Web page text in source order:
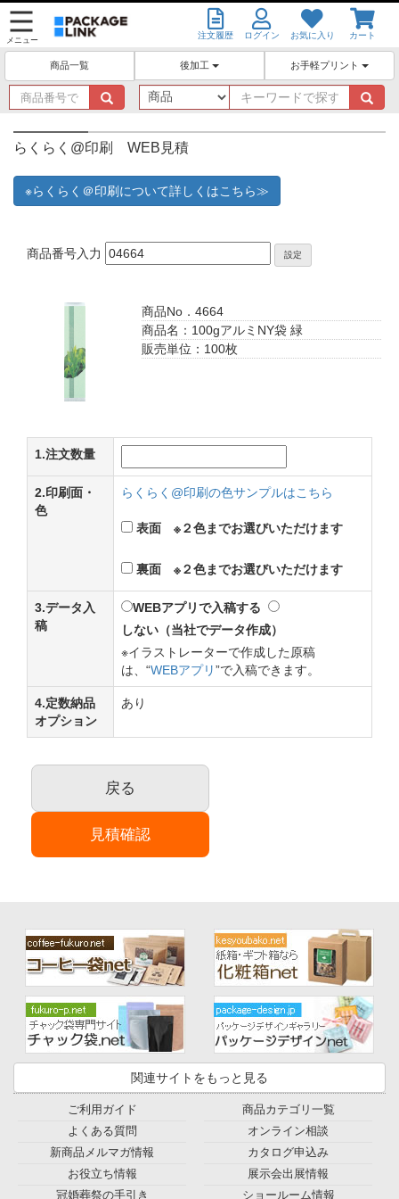
メニュー 注文履歴 ログイン お気に入り カート
商品一覧 後加工 お手軽プリント
商
品
番
号
す
キ
ー
ワ
らくらく@印刷 WEB見積
※らくらく＠印刷について詳しくはこちら≫
商品番号入力 設定
商品No．4664
商品名：100gアルミNY袋 緑
販売単位：100枚
1.注文数量
2.印刷面・
色
らくらく@印刷の色サンプルはこちら
表面 ※２色までお選びいただけます
裏面 ※２色までお選びいただけます
3.データ入
稿
WEBアプリで入稿する
しない（当社でデータ作成）
※イラストレーターで作成した原稿
は、“WEBアプリ”で入稿できます。
4.定数納品
オプション
あり
戻る
見積確認
関連サイトをもっと見る
ご利用ガイド
よくある質問
新商品メルマガ情報
お役立ち情報
冠婚葬祭の手引き
商品カテゴリ一覧
オンライン相談
カタログ申込み
展示会出展情報
ショールーム情報